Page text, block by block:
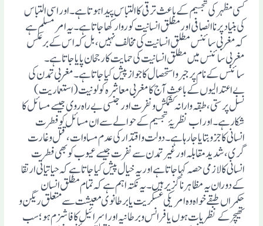
کسی مظہر کی تجسیم کے باعث ترقی کا التباس پیدا ہوتا ہے۔ اور اسی التباس
کی بنیاد پر ناانصافی اور مطلق انسانیت کو روا رکھا جاتا ہے۔ یہ امر مسلم ہے
کہ مغربی سائنس مطلق انسانیت کی مخالف نہیں ،بل کہ اس کے برعکس
مغربی سائنس میں مطلق انسانیت کی حمایت کا رجحان پایا جاتا ہے۔
سائنس کے نام پر جبر و استحصال کا جواز پیش کیا جاتا ہے۔ مغربی تمدن کی
بے اعتدالیوں کے باعث آج کا مغربی معاشرہ کو لونیت (استعماریت)
نسل پرستی، طبقہ وارانہ کشمکش و نفرت اور جنسی بے راہ روی جیسے مسائل کا
شکار ہے۔ اور اب نظریۂ تجسیم کے حوالے سے ان مسائل کو فطرت
انسانی کا جزو بتایا جا رہا ہے۔ دولت و اقتدار کی عدم مساوات، قتل و غارت
گری، شدید مقابلہ اور غیر تمدن سے نفرت جیسے عیوب کو بھی فطرت
انسانی کا لازمی حصہ کہا جاتا ہے اور یہ خیال پیش کیا جاتا ہے کہ حیاتیاتی ارتقا
کے دوران یہ مظاہر ناگزیرہیں۔ یہ نکتہ اہم ہے کہ تمام مطلق انسان
حکمراں طبقے خواہ وہ امریکی عسکریت یا برطانوی معیشت سے متعلق ریگن و
تھیچر کے نظریات ہوں یا فرانس و برطانیہ اور اسرائیل کا فاشزم ہو ؛سب